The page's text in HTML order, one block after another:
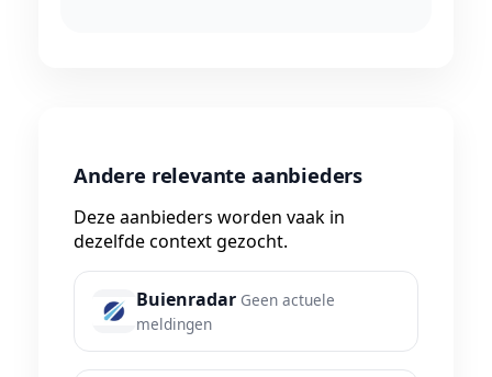
Andere relevante aanbieders
Deze aanbieders worden vaak in
dezelfde context gezocht.
Buienradar Geen actuele
meldingen